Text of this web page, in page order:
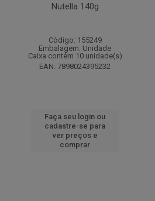
Nutella 140g
Código: 155249
Embalagem: Unidade
Caixa contém 10 unidade(s)
EAN: 7898024395232
Faça seu login ou
cadastre-se para
ver preços e
comprar